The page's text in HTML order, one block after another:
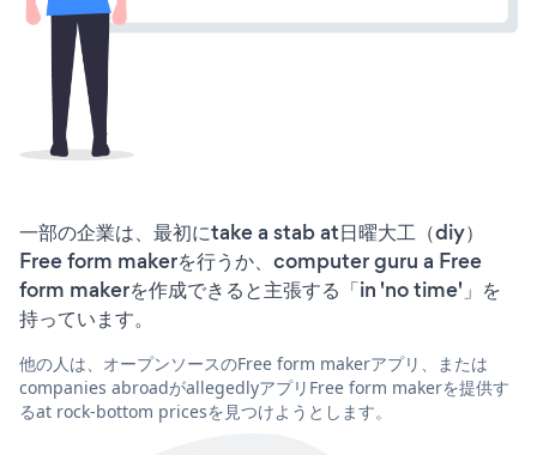
一部の企業は、最初にtake a stab at日曜大工（diy）
Free form makerを行うか、computer guru a Free
form makerを作成できると主張する「in 'no time'」を
持っています。
他の人は、オープンソースのFree form makerアプリ、または
companies abroadがallegedlyアプリFree form makerを提供す
るat rock-bottom pricesを見つけようとします。